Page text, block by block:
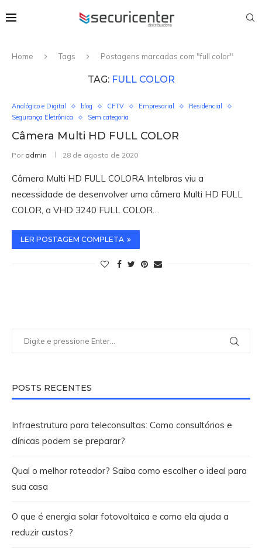
Home Tags Postagens marcadas com "full color"
TAG: FULL COLOR
Analógico e Digital blog CFTV Empresarial
Residencial
Segurança Eletrônica
Sem categoria
Câmera Multi HD FULL COLOR
Por admin 28 de agosto de 2020
Câmera Multi HD FULL COLORA Intelbras viu a
necessidade de desenvolver uma câmera Multi HD FULL
COLOR, a VHD 3240 FULL COLOR…
LER POSTAGEM COMPLETA
POSTS RECENTES
Infraestrutura para teleconsultas: Como consultórios e
clínicas podem se preparar?
Qual o melhor roteador? Saiba como escolher o ideal para
sua casa
O que é energia solar fotovoltaica e como ela ajuda a
reduzir custos?